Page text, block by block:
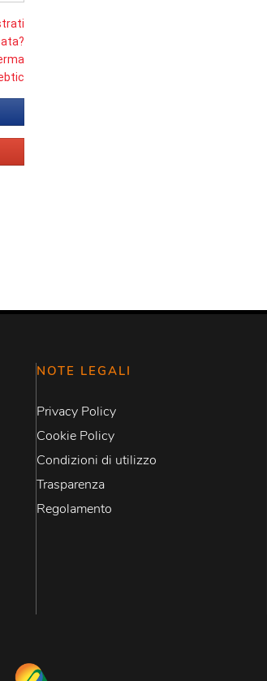
NOTE LEGALI
Privacy Policy
Cookie Policy
Condizioni di utilizzo
Trasparenza
Regolamento